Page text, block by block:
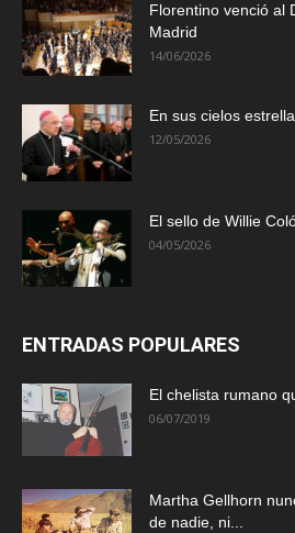
Florentino venció al
Madrid
14/06/2026
En sus cielos
12/05/2026
El sello de Willie
04/05/2026
ENTRADAS POPULARES
El chelista rumano
06/07/2019
Martha Gellhorn
de nadie, ni...